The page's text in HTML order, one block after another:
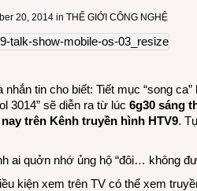
20, 2014 in THẾ GIỚI CÔNG NGHỆ
tin cho biết: Tiết mục “song
3014” sẽ diễn ra từ lúc 6g30 sáng
trên Kênh truyền hình HTV9.
ai quởn nhớ ủng hộ “đôi… không
kiện xem trên TV có thể xem